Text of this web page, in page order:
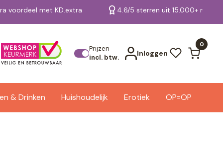
voordeel met KD.extra 4.6/5 sterren uit 15.000+
Prijzen
incl. btw.
Inloggen
0
& Drinken Huishoudelijk Erotiek OP=OP
Bekijk alle resultaten